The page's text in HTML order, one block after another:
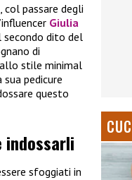
passare degli
Giulia
secondo dito del
di
stile minimal
pedicure
questo
indossarli
sfoggiati in